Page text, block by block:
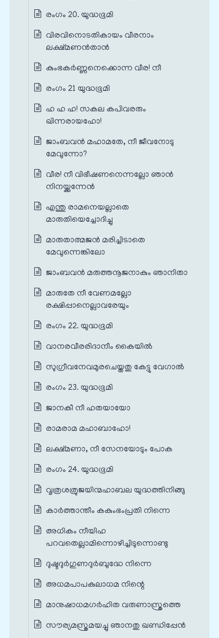
രംഗം 20. യുദ്ധഭൂമി
വിരവിനൊടതികായം വീരനാം
ലക്ഷ്മണൻതാൻ
കുംഭകർണ്ണനെക്കൊന്ന വീര! നീ
രംഗം 21 യുദ്ധഭൂമി
ഹ ഹ ഹ! സകല കപിവരരും
ഖിന്നരായഹോ!
ജാംബവൻ മഹാമതേ, നീ ജീവനോടു
മേവുന്നോ?
വീര! നീ വിഭീഷണനെന്നല്ലോ ഞാൻ
നിനയ്ക്കുന്നേൻ
എന്തു രാമനെയല്ലാതെ
മാരുതിയെച്ചോദിച്ചു
മാരുതാത്മജൻ മരിച്ചിടാതെ
മേവുന്നെങ്കിലോ
ജാംബവൻ മരുത്തനൂജനാകും ഞാനിതാ
മാരുതേ നീ വേണമല്ലോ
രക്ഷിപ്പാനെല്ലാവരേയും
രംഗം 22. യുദ്ധഭൂമി
വാനരവീരരിദാനീം കൈയിൽ
സുഗ്രീവനേവമുരചെയ്തതു കേട്ടു വേഗാൽ
രംഗം 23. യുദ്ധഭൂമി
ജാനകീ നീ ഹതയായോ
രാമരാമ മഹാബാഹോ!
ലക്ഷ്മണാ, നീ സേനയോടും പോക
രംഗം 24. യുദ്ധഭൂമി
വൃത്രശത്രുജയിന്മഹാബല യുദ്ധത്തിനിങ്ങു
കാർത്താന്തീം കകുംഭംപ്രതി നിന്നെ
അധികം നീയിഹ
പറവതെല്ലാമിന്നൊഴിച്ചിടുന്നൊണ്ടു
ദുഷ്ടദുർഗുണദുർബുദ്ധേ നിന്നെ
അധമപാപകുലാധമ നിന്റെ
മാനുഷാധമഗർഹിത വരുണാസ്ത്രത്തെ
സൗര്യമസ്ത്രമയച്ചു ഞാനതു ഖണ്ഡിപ്പേൻ